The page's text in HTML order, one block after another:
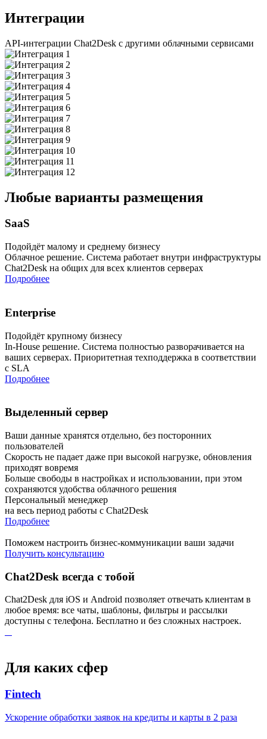
Интеграции
API-интеграции Chat2Desk с другими облачными сервисами
Любые варианты размещения
SaaS
Подойдёт малому и среднему бизнесу
Облачное решение. Система работает внутри инфраструктуры
Chat2Desk на общих для всех клиентов серверах
Подробнее
Enterprise
Подойдёт крупному бизнесу
In-House решение. Система полностью разворачивается на
ваших серверах. Приоритетная техподдержка в соответствии
с SLA
Подробнее
Выделенный сервер
Ваши данные хранятся отдельно, без посторонних
пользователей
Скорость не падает даже при высокой нагрузке, обновления
приходят вовремя
Больше свободы в настройках и использовании, при этом
сохраняются удобства облачного решения
Персональный менеджер
на весь период работы с Chat2Desk
Подробнее
Поможем настроить бизнес-коммуникации ваши задачи
Получить консультацию
Chat2Desk всегда с тобой
Chat2Desk для iOS и Android позволяет отвечать клиентам в
любое время: все чаты, шаблоны, фильтры и рассылки
доступны с телефона. Бесплатно и без сложных настроек.
Для каких сфер
Fintech
Ускорение обработки заявок на кредиты и карты в 2 раза